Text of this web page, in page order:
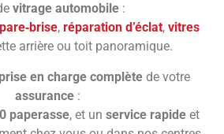
vitrage automobile :
, réparation d’éclat, vitres
arrière ou toit panoramique.
prise en charge complètede votre
assurance:
0 paperasse, et un service rapideet